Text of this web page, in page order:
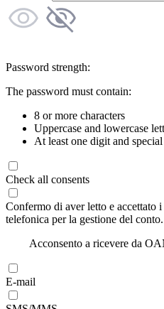
Password strength:
The password must contain:
8 or more characters
Uppercase and lowercase
At least one digit and
Check all consents
Confermo di aver letto e accettato i
telefonica per la gestione del
Acconsento a ricevere da
E-mail